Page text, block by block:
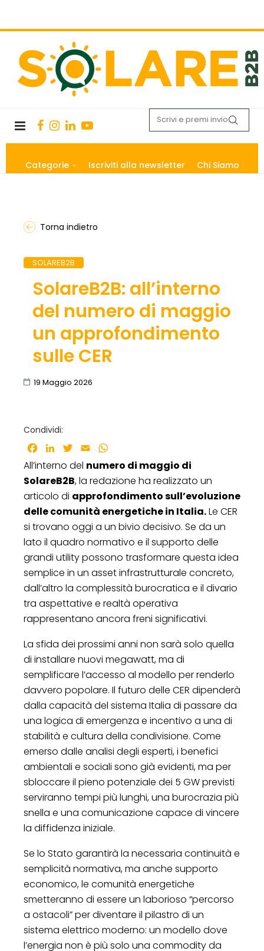
Categorie Iscriviti alla newsletter Chi Siamo
Torna indietro
SOLAREB2B
SolareB2B: all’interno
del numero di maggio
un approfondimento
sulle CER
19 Maggio 2026
Condividi:
Facebook
LinkedInTwitter
Email
All’interno del numero di maggio di
SolareB2B, la redazione ha realizzato un
articolo di approfondimento sull’evoluzione
delle comunità energetiche in Italia.Le CER
si trovano oggi a un bivio decisivo. Se da un
lato il quadro normativo e il supporto delle
grandi utility possono trasformare questa idea
semplice in un asset infrastrutturale concreto,
dall’altro la complessità burocratica e il divario
tra aspettative e realtà operativa
rappresentano ancora freni significativi.
La sfida dei prossimi anni non sarà solo quella
di installare nuovi megawatt, ma di
semplificare l’accesso al modello per renderlo
davvero popolare. Il futuro delle CER dipenderà
dalla capacità del sistema Italia di passare da
una logica di emergenza e incentivo a una di
stabilità e cultura della condivisione. Come
emerso dalle analisi degli esperti, i benefici
ambientali e sociali sono già evidenti, ma per
sbloccare il pieno potenziale dei 5 GW previsti
serviranno tempi più lunghi, una burocrazia più
snella e una comunicazione capace di vincere
la diffidenza iniziale.
Se lo Stato garantirà la necessaria continuità e
semplicità normativa, ma anche supporto
economico, le comunità energetiche
smetteranno di essere un laborioso “percorso
a ostacoli” per diventare il pilastro di un
sistema elettrico moderno: un modello dove
l’energia non è più solo una commodity da